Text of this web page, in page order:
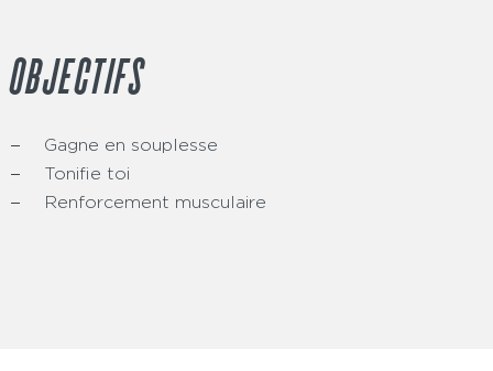
OBJECTIFS
Gagne en souplesse
Tonifie toi
Renforcement musculaire